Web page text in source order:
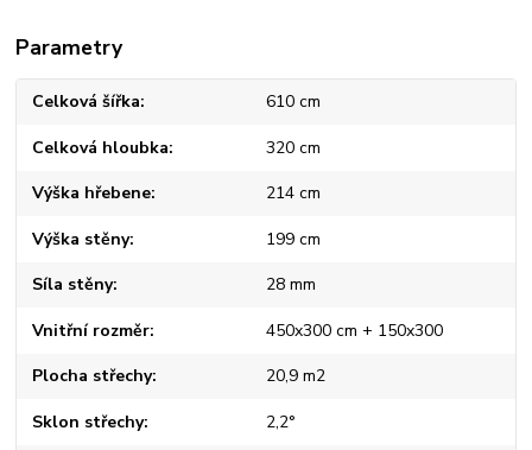
Parametry
Celková šířka 610 cm
Celková hloubka 320 cm
Výška hřebene 214 cm
Výška stěny 199 cm
Síla stěny 28 mm
Vnitřní rozměr 450x300 cm + 150x300
Plocha střechy 20,9 m2
Sklon střechy 2,2°